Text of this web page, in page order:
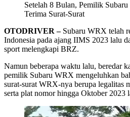
Setelah 8 Bulan, Pemilik
Terima Surat-Surat
OTODRIVER – Subaru WRX telah
Indonesia pada ajang IIMS 2023 lalu
sport melengkapi BRZ.
Namun beberapa waktu lalu, beredar
pemilik Subaru WRX mengeluhkan
surat-surat WRX-nya berupa
serta plat nomor hingga Oktober 2023